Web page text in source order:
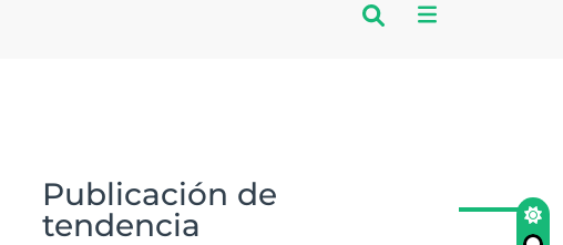
Publicación de
tendencia